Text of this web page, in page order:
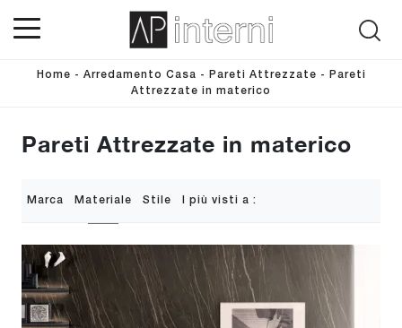
Home - Arredamento Casa - Pareti Attrezzate -
Pareti
Attrezzate in materico
Pareti Attrezzate in materico
Marca Materiale Stile I più visti a :